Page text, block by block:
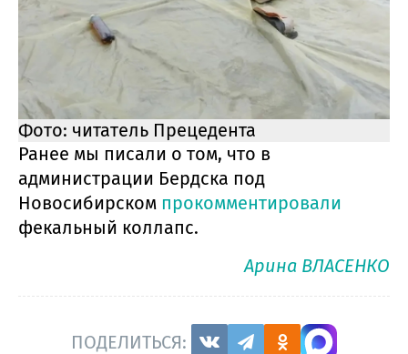
Фото: читатель Прецедента
Ранее мы писали о том, что в
администрации Бердска под
Новосибирском прокомментировали
фекальный коллапс.
Арина ВЛАСЕНКО
ПОДЕЛИТЬСЯ: